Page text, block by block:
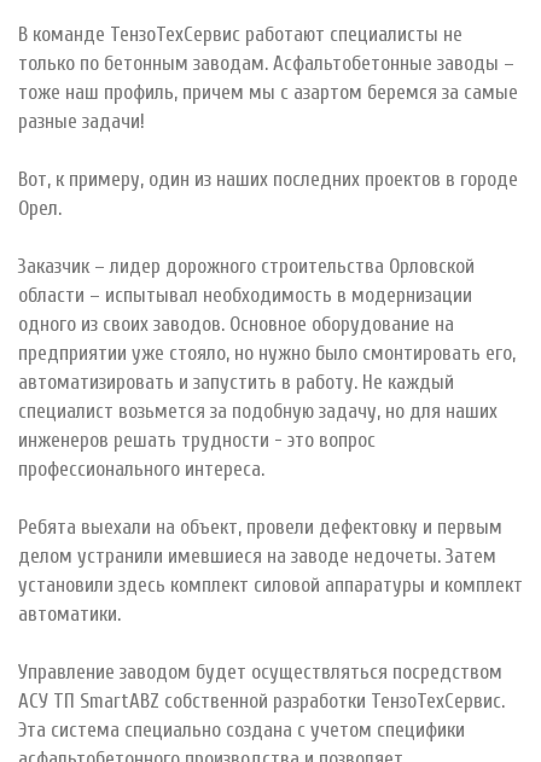
В команде ТензоТехСервис работают специалисты не
только по бетонным заводам. Асфальтобетонные заводы –
тоже наш профиль, причем мы с азартом беремся за самые
разные задачи! ⠀
Вот, к примеру, один из наших последних проектов в городе
Орел. ⠀
Заказчик – лидер дорожного строительства Орловской
области – испытывал необходимость в модернизации
одного из своих заводов. Основное оборудование на
предприятии уже стояло, но нужно было смонтировать его,
автоматизировать и запустить в работу. Не каждый
специалист возьмется за подобную задачу, но для наших
инженеров решать трудности - это вопрос
профессионального интереса. ⠀
Ребята выехали на объект, провели дефектовку и первым
делом устранили имевшиеся на заводе недочеты. Затем
установили здесь комплект силовой аппаратуры и комплект
автоматики. ⠀
Управление заводом будет осуществляться посредством
АСУ ТП SmartABZ собственной разработки ТензоТехСервис.
Эта система специально создана с учетом специфики